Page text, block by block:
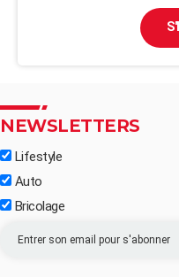
NEWSLETTERS
Lifestyle
Auto
Bricolage